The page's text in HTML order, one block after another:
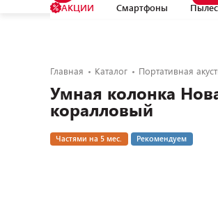
АКЦИИ Смартфоны
Главная Каталог Портативная
Умная колонка
коралловый
Частями на 5 мес. Рекомендуем